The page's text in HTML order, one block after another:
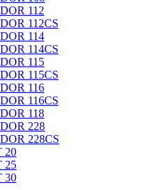
112
112CS
114
114CS
115
115CS
116
116CS
118
228
228CS
20
25
30